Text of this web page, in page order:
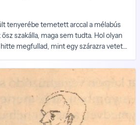
tenyerébe temetett arccal a mélabús
szakálla, maga sem tudta. Hol olyan
megfullad, mint egy szárazra vetett
öltözékben sétált volna